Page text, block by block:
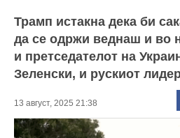
Трамп истакна дека би
да се одржи веднаш и во
и претседателот на
Зеленски, и рускиот
13 август, 2025 21:38